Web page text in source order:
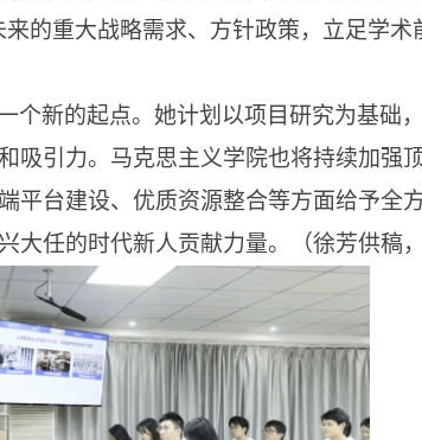
的重大战略需求、方针政策，立足学术
个新的起点。她计划以项目研究为基础
吸引力。马克思主义学院也将持续加强
平台建设、优质资源整合等方面给予全
任的时代新人贡献力量。（徐芳供稿，